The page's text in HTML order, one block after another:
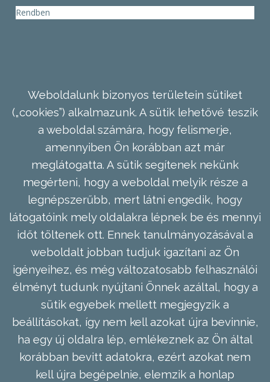
Rendben
Weboldalunk bizonyos területein sütiket
(„cookies”) alkalmazunk. A sütik lehetővé teszik
a weboldal számára, hogy felismerje,
amennyiben Ön korábban azt már
meglátogatta. A sütik segítenek nekünk
megérteni, hogy a weboldal melyik része a
legnépszerűbb, mert látni engedik, hogy
látogatóink mely oldalakra lépnek be és mennyi
időt töltenek ott. Ennek tanulmányozásával a
weboldalt jobban tudjuk igazítani az Ön
igényeihez, és még változatosabb felhasználói
élményt tudunk nyújtani Önnek azáltal, hogy a
sütik egyebek mellett megjegyzik a
beállításokat, így nem kell azokat újra bevinnie,
ha egy új oldalra lép, emlékeznek az Ön által
korábban bevitt adatokra, ezért azokat nem
kell újra begépelnie, elemzik a honlap